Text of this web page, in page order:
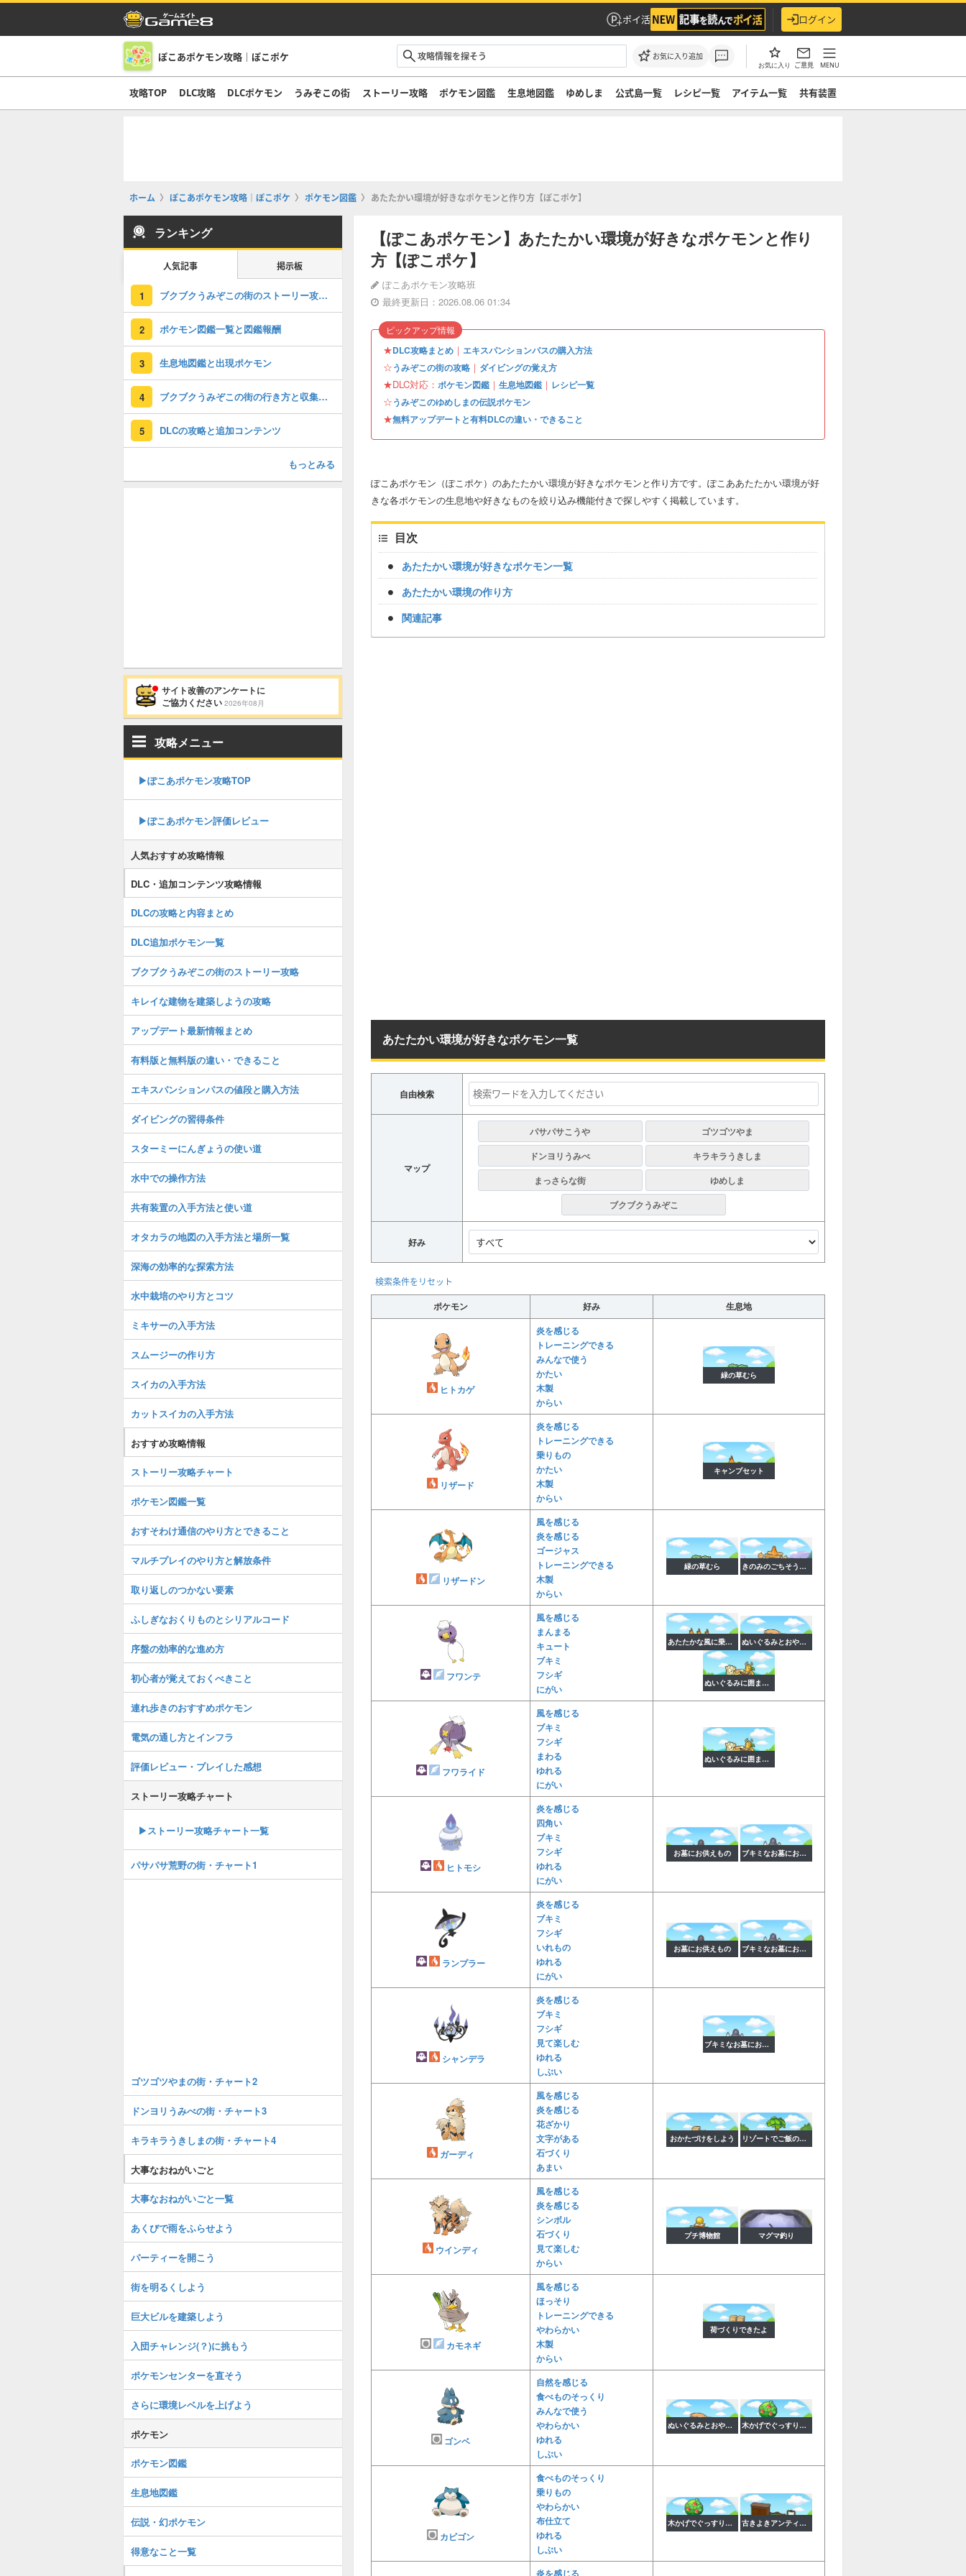
ポイ活 ログイン
ぽこあポケモン攻略｜ぽこポケ お気に入り追加
お気に入り ご意見 MENU
攻略TOP DLC攻略 DLCポケモン うみぞこの街 ストーリー攻略 ポケモン図鑑 生息地図鑑 ゆめしま 公式島一覧 レシピ一覧 アイテム一覧 共有装置
ホーム ぽこあポケモン攻略｜ぽこポケ ポケモン図鑑 あたたかい環境が好きなポケモンと作り方【ぽこポケ】
【ぽこあポケモン】あたたかい環境が好きなポケモンと作り
方【ぽこポケ】
ぽこあポケモン攻略班
最終更新日：2026.08.06 01:34
★DLC攻略まとめ ｜ エキスパンションパスの購入方法
☆うみぞこの街の攻略 ｜ ダイビングの覚え方
★DLC対応： ポケモン図鑑 ｜ 生息地図鑑 ｜ レシピ一覧
☆うみぞこのゆめしまの伝説ポケモン
★無料アップデートと有料DLCの違い・できること
ピックアップ情報
ぽこあポケモン（ぽこポケ）のあたたかい環境が好きなポケモンと作り方です。ぽこああたたかい環境が好
きな各ポケモンの生息地や好きなものを絞り込み機能付きで探しやすく掲載しています。
目次
あたたかい環境が好きなポケモン一覧
あたたかい環境の作り方
関連記事
あたたかい環境が好きなポケモン一覧
自由検索
マップ
パサパサこうや
ゴツゴツやま
ドンヨリうみべ
キラキラうきしま
まっさらな街
ゆめしま
ブクブクうみぞこ
好み
検索条件をリセット
ポケモン
好み 生息地
ヒトカゲ
炎を感じる
トレーニングできる
みんなで使う
かたい
木製
からい
緑の草むら
リザード
炎を感じる
トレーニングできる
乗りもの
かたい
木製
からい
キャンプセット
リザードン
風を感じる
炎を感じる
ゴージャス
トレーニングできる
木製
からい
緑の草むら きのみのごちそうキャンプ
フワンテ
風を感じる
まんまる
キュート
ブキミ
フシギ
にがい
あたたかな風に乗って ぬいぐるみとおやすみ
ぬいぐるみに囲まれて
フワライド
風を感じる
ブキミ
フシギ
まわる
ゆれる
にがい
ぬいぐるみに囲まれて
ヒトモシ
炎を感じる
四角い
ブキミ
フシギ
ゆれる
にがい
お墓にお供えもの ブキミなお墓にお供えもの
ランプラー
炎を感じる
ブキミ
フシギ
いれもの
ゆれる
にがい
お墓にお供えもの ブキミなお墓にお供えもの
シャンデラ
炎を感じる
ブキミ
フシギ
見て楽しむ
ゆれる
しぶい
ブキミなお墓にお供えもの
ガーディ
風を感じる
炎を感じる
花ざかり
文字がある
石づくり
あまい
おかたづけをしよう リゾートでご飯のしたく
ウインディ
風を感じる
炎を感じる
シンボル
石づくり
見て楽しむ
からい
プチ博物館 マグマ釣り
カモネギ
風を感じる
ほっそり
トレーニングできる
やわらかい
木製
からい
荷づくりできたよ
ゴンベ
自然を感じる
食べものそっくり
みんなで使う
やわらかい
ゆれる
しぶい
ぬいぐるみとおやすみ 木かげでぐっすりカビゴン
カビゴン
食べものそっくり
乗りもの
やわらかい
布仕立て
ゆれる
しぶい
木かげでぐっすりカビゴン 古きよきアンティーク
炎を感じる
ランキング
人気記事 掲示板
1 ブクブクうみぞこの街のストーリー攻略・DLC第1弾
2 ポケモン図鑑一覧と図鑑報酬
3 生息地図鑑と出現ポケモン
4 ブクブクうみぞこの街の行き方と収集要素
5 DLCの攻略と追加コンテンツ
もっとみる
サイト改善のアンケートに
ご協力ください 2026年08月
攻略メニュー
▶︎ぽこあポケモン攻略TOP
▶︎ぽこあポケモン評価レビュー
人気おすすめ攻略情報
DLC・追加コンテンツ攻略情報
DLCの攻略と内容まとめ
DLC追加ポケモン一覧
ブクブクうみぞこの街のストーリー攻略
キレイな建物を建築しようの攻略
アップデート最新情報まとめ
有料版と無料版の違い・できること
エキスパンションパスの値段と購入方法
ダイビングの習得条件
スターミーにんぎょうの使い道
水中での操作方法
共有装置の入手方法と使い道
オタカラの地図の入手方法と場所一覧
深海の効率的な探索方法
水中栽培のやり方とコツ
ミキサーの入手方法
スムージーの作り方
スイカの入手方法
カットスイカの入手方法
おすすめ攻略情報
ストーリー攻略チャート
ポケモン図鑑一覧
おすそわけ通信のやり方とできること
マルチプレイのやり方と解放条件
取り返しのつかない要素
ふしぎなおくりものとシリアルコード
序盤の効率的な進め方
初心者が覚えておくべきこと
連れ歩きのおすすめポケモン
電気の通し方とインフラ
評価レビュー・プレイした感想
ストーリー攻略チャート
▶ストーリー攻略チャート一覧
パサパサ荒野の街・チャート1
ゴツゴツやまの街・チャート2
ドンヨリうみべの街・チャート3
キラキラうきしまの街・チャート4
大事なおねがいごと
大事なおねがいごと一覧
あくびで雨をふらせよう
パーティーを開こう
街を明るくしよう
巨大ビルを建築しよう
入団チャレンジ(？)に挑もう
ポケモンセンターを直そう
さらに環境レベルを上げよう
ポケモン
ポケモン図鑑
生息地図鑑
伝説・幻ポケモン
得意なこと一覧